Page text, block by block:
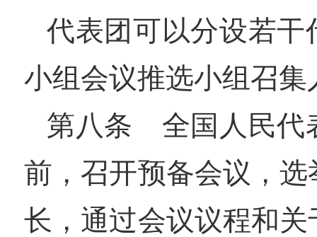
代表团可以分设若干
小组会议推选小组召集
第八条 全国人民代
前，召开预备会议，
长，通过会议议程和